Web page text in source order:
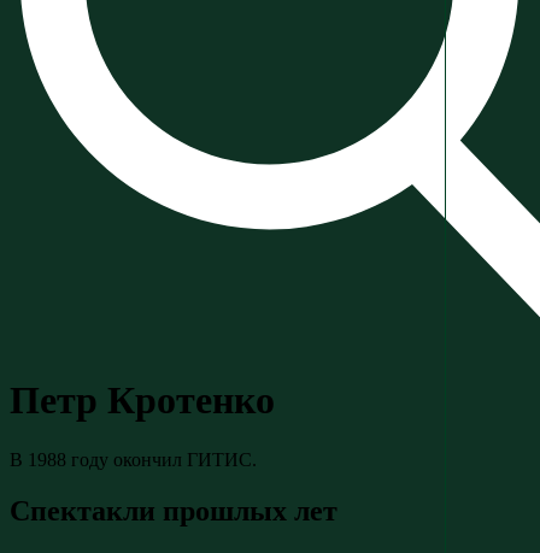
Петр Кротенко
В 1988 году окончил ГИТИС.
Спектакли прошлых лет